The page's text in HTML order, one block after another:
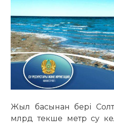
Жыл басынан бері
млрд текше метр су